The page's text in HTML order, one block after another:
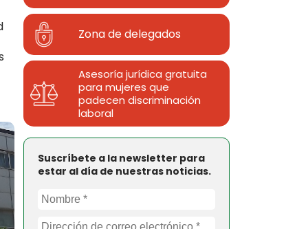
Zona de delegados
Asesoría jurídica gratuita
para mujeres que
padecen discriminación
laboral
Suscríbete a la newsletter para
estar al día de nuestras noticias.